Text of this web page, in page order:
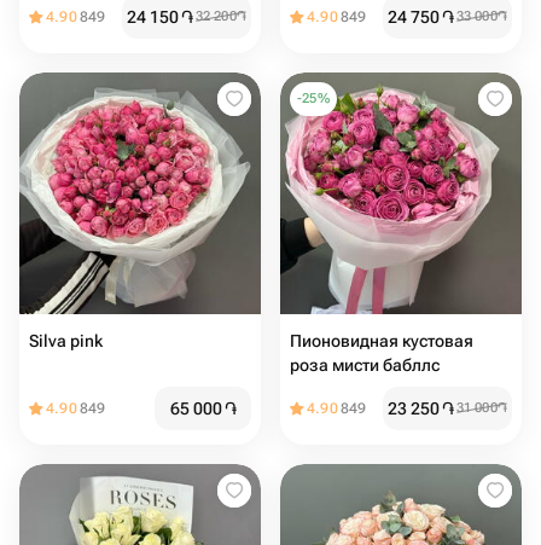
4.90849 24 150֏32 200֏ 4.90849 24 750֏33 000֏
Silva pink️
4.90849 65 000֏
-25%
Пионовидная кустовая
роза️ мисти бабллс️
4.90849 23 250֏31 000֏